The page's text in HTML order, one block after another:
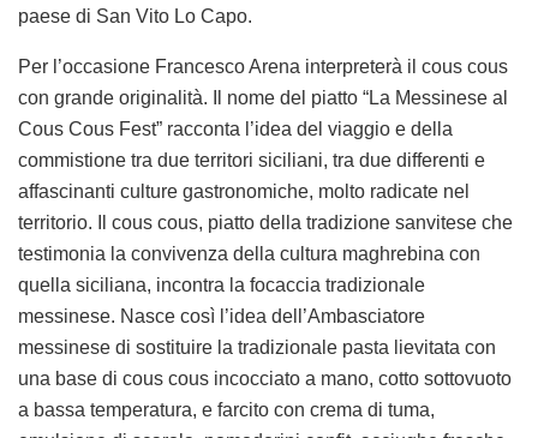
paese di San Vito Lo Capo.
Per l’occasione Francesco Arena interpreterà il cous cous
con grande originalità. Il nome del piatto “La Messinese al
Cous Cous Fest” racconta l’idea del viaggio e della
commistione tra due territori siciliani, tra due differenti e
affascinanti culture gastronomiche, molto radicate nel
territorio. Il cous cous, piatto della tradizione sanvitese che
testimonia la convivenza della cultura maghrebina con
quella siciliana, incontra la focaccia tradizionale
messinese. Nasce così l’idea dell’Ambasciatore
messinese di sostituire la tradizionale pasta lievitata con
una base di cous cous incocciato a mano, cotto sottovuoto
a bassa temperatura, e farcito con crema di tuma,